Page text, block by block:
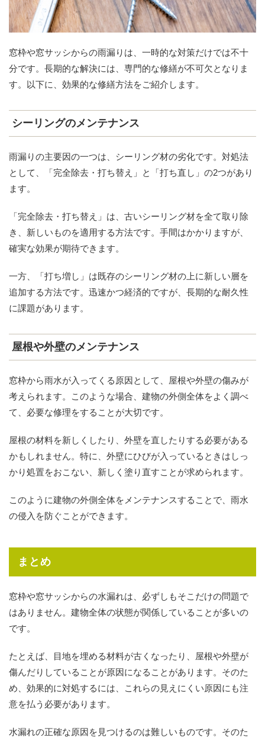
窓枠や窓サッシからの雨漏りは、一時的な対策だけでは不十
分です。長期的な解決には、専門的な修繕が不可欠となりま
す。以下に、効果的な修繕方法をご紹介します。
シーリングのメンテナンス
雨漏りの主要因の一つは、シーリング材の劣化です。対処法
として、「完全除去・打ち替え」と「打ち直し」の2つがあり
ます。
「完全除去・打ち替え」は、古いシーリング材を全て取り除
き、新しいものを適用する方法です。手間はかかりますが、
確実な効果が期待できます。
一方、「打ち増し」は既存のシーリング材の上に新しい層を
追加する方法です。迅速かつ経済的ですが、長期的な耐久性
に課題があります。
屋根や外壁のメンテナンス
窓枠から雨水が入ってくる原因として、屋根や外壁の傷みが
考えられます。このような場合、建物の外側全体をよく調べ
て、必要な修理をすることが大切です。
屋根の材料を新しくしたり、外壁を直したりする必要がある
かもしれません。特に、外壁にひびが入っているときはしっ
かり処置をおこない、新しく塗り直すことが求められます。
このように建物の外側全体をメンテナンスすることで、雨水
の侵入を防ぐことができます。
まとめ
窓枠や窓サッシからの水漏れは、必ずしもそこだけの問題で
はありません。建物全体の状態が関係していることが多いの
です。
たとえば、目地を埋める材料が古くなったり、屋根や外壁が
傷んだりしていることが原因になることがあります。そのた
め、効果的に対処するには、これらの見えにくい原因にも注
意を払う必要があります。
水漏れの正確な原因を見つけるのは難しいものです。そのた